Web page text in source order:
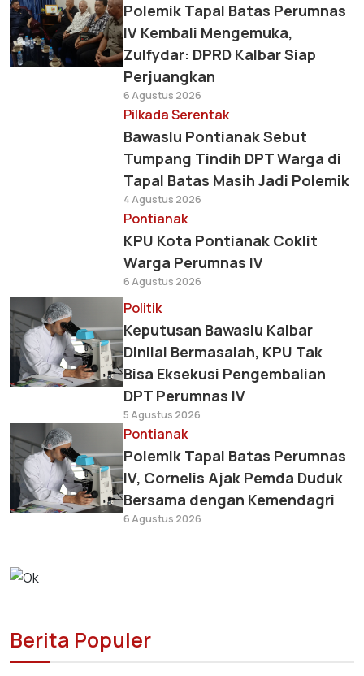
Polemik Tapal Batas Perumnas
IV Kembali Mengemuka,
Zulfydar: DPRD Kalbar Siap
Perjuangkan
6 Agustus 2026
Pilkada Serentak
Bawaslu Pontianak Sebut
Tumpang Tindih DPT Warga di
Tapal Batas Masih Jadi Polemik
4 Agustus 2026
Pontianak
KPU Kota Pontianak Coklit
Warga Perumnas IV
6 Agustus 2026
Politik
Keputusan Bawaslu Kalbar
Dinilai Bermasalah, KPU Tak
Bisa Eksekusi Pengembalian
DPT Perumnas IV
5 Agustus 2026
Pontianak
Polemik Tapal Batas Perumnas
IV, Cornelis Ajak Pemda Duduk
Bersama dengan Kemendagri
6 Agustus 2026
Berita Populer